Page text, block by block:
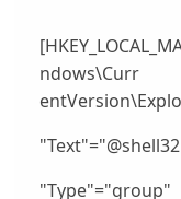
ndows\Curr
"Type"="group"